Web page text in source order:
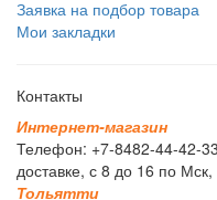
Заявка на подбор товара
Мои закладки
Контакты
Интернет-магазин
Телефон: +7-8482-44-42-
доставке, с 8 до 16 по Мск,
Тольятти